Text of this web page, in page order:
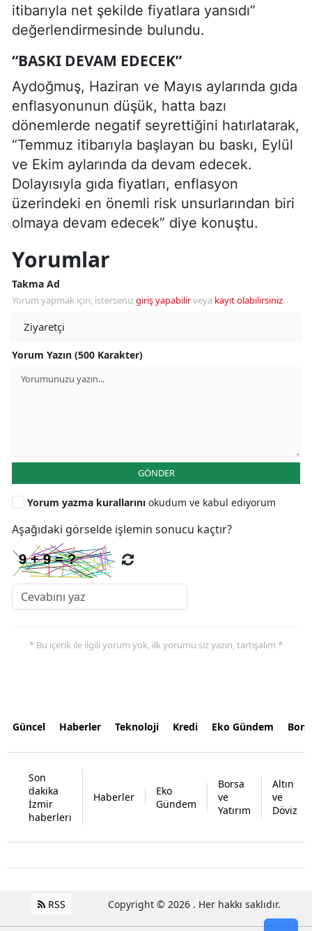
itibarıyla net şekilde fiyatlara yansıdı”
değerlendirmesinde bulundu.
“BASKI DEVAM EDECEK”
Aydoğmuş, Haziran ve Mayıs aylarında gıda
enflasyonunun düşük, hatta bazı
dönemlerde negatif seyrettiğini hatırlatarak,
“Temmuz itibarıyla başlayan bu baskı, Eylül
ve Ekim aylarında da devam edecek.
Dolayısıyla gıda fiyatları, enflasyon
üzerindeki en önemli risk unsurlarından biri
olmaya devam edecek” diye konuştu.
Yorumlar
Takma Ad
Yorum yapmak için, istersenizgiriş yapabilirveya kayıt olabilirsiniz.
Yorum Yazın (500 Karakter)
GÖNDER
Yorum yazma kurallarını okudum ve kabul ediyorum
Aşağıdaki görselde işlemin sonucu kaçtır?
* Bu içerik ile ilgili yorum yok, ilk yorumu siz yazın, tartışalım *
Güncel Haberler Teknoloji Kredi Eko Gündem
Son
dakika
İzmir
haberleri
Haberler
Eko
Gündem
Borsa
ve
Yatırım
Altın
ve
Döviz
RSS Copyright © 2026 . Her hakkı saklıdır.